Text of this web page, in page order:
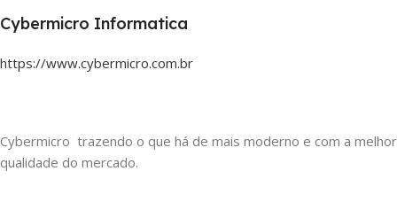
Cybermicro Informatica
https://www.cybermicro.com.br
Cybermicro trazendo o que há de mais moderno e com a melhor
qualidade do mercado.